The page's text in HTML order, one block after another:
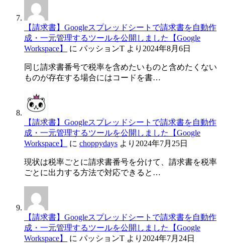
【請求書】Googleスプレッドシートで請求書を自動作
成・一元管理するツールを公開しました【Google
Workspace】
に パッションT より 2024年8月6日
同じ請求書番号で税率を含めたいものと含めたくない
ものが存在する場合にはコードを書…
【請求書】Googleスプレッドシートで請求書を自動作
成・一元管理するツールを公開しました【Google
Workspace】
に choppydays より 2024年7月25日
現状は税率ごとに請求書番号を分けて、請求書を税率
ごとに出力する方法で対応できると…
【請求書】Googleスプレッドシートで請求書を自動作
成・一元管理するツールを公開しました【Google
Workspace】
に パッションT より 2024年7月24日